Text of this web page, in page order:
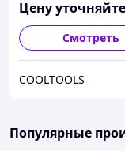
Цену уточняйте
Смотреть
COOLTOOLS
Популярные